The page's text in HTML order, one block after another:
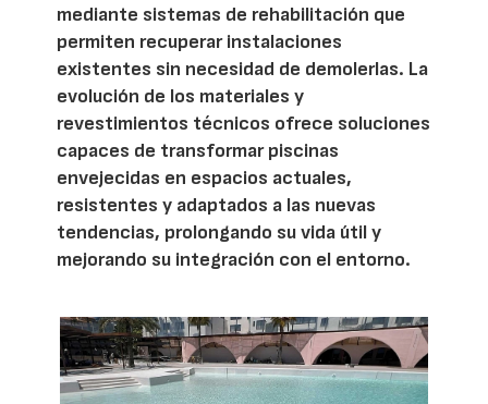
mediante sistemas de rehabilitación que
permiten recuperar instalaciones
existentes sin necesidad de demolerlas. La
evolución de los materiales y
revestimientos técnicos ofrece soluciones
capaces de transformar piscinas
envejecidas en espacios actuales,
resistentes y adaptados a las nuevas
tendencias, prolongando su vida útil y
mejorando su integración con el entorno.